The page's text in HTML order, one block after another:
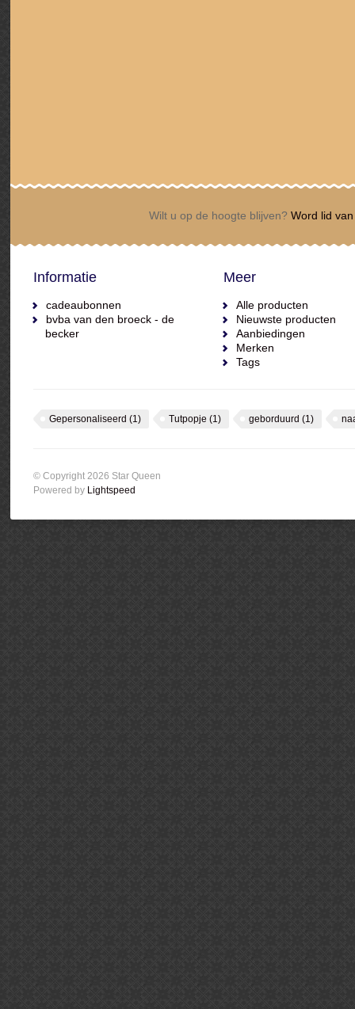
Wilt u op de hoogte blijven? Word lid
Informatie
cadeaubonnen
bvba van den broeck - de
becker
Meer
Alle producten
Nieuwste producten
Aanbiedingen
Merken
Tags
Gepersonaliseerd (1) Tutpopje (1) geborduurd (1)
© Copyright 2026 Star Queen
Powered by Lightspeed